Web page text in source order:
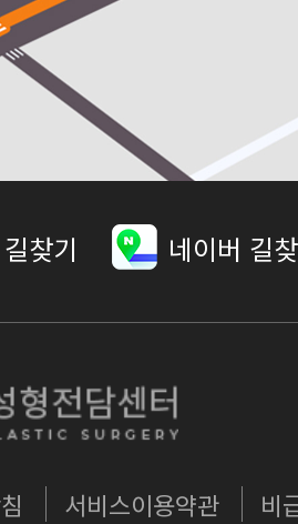
찾기 네이버 길
서비스이용약관 비